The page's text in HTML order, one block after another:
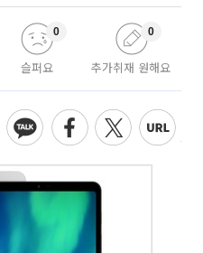
슬퍼요
0
추가취재 원해요
0